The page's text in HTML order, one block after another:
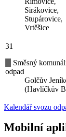
Sirákovice,
Stupárovice,
Vrtěšice
31
Směsný
odpad
Golčův
(Havlíčkův
Kalendář svozu
Mobilní